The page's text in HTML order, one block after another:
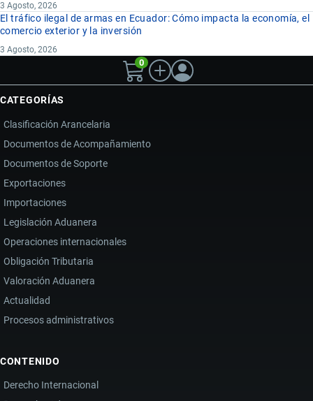
3 Agosto, 2026
El tráfico ilegal de armas en Ecuador: Cómo impacta la economía, el
comercio exterior y la inversión
3 Agosto, 2026
0
CATEGORÍAS
Clasificación Arancelaria
Documentos de Acompañamiento
Documentos de Soporte
Exportaciones
Importaciones
Legislación Aduanera
Operaciones internacionales
Obligación Tributaria
Valoración Aduanera
Actualidad
Procesos administrativos
CONTENIDO
Derecho Internacional